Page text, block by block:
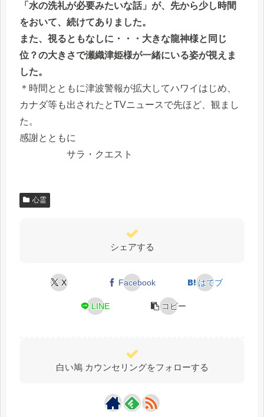
「水の洗礼が必要みたいな話」が、先から少し時間
をおいて、続けてありました。
また、視るともなしに・・・大きな龍神様と同じ
位？の大きさで瀬織津姫様が一緒にいる姿が視えま
した。
＊時間とともに津波警報が拡大してハワイはじめ、
カナダ等も出されたとTVニュースで先ほど、観まし
た。
感謝とともに
サラ・クエスト
心霊
シェアする
X Facebook はてブ
LINE コピー
白い鳩 カウンセリングをフォローする